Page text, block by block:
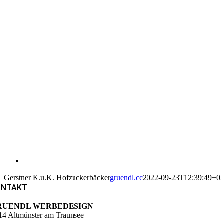
Gerstner K.u.K. Hofzuckerbäckergruendl.cc2022-09-
WERBEDESIGN
Altmünster am Traunsee